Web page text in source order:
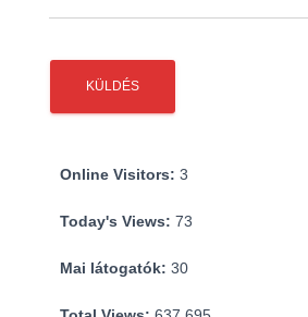
Online Visitors: 3
Today's Views: 73
Mai látogatók: 30